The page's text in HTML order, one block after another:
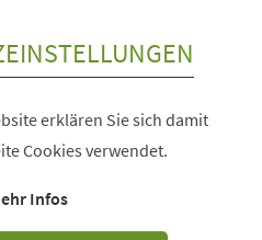
erklären Sie sich damit
Cookies verwendet.
Infos